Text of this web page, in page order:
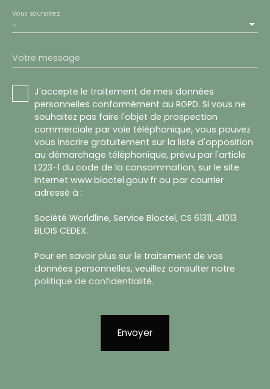
-
Vous souhaitez
Votre message
J'accepte le traitement de mes données
personnelles conformément au RGPD. Si vous ne
souhaitez pas faire l'objet de prospection
commerciale par voie téléphonique, vous pouvez
vous inscrire gratuitement sur la liste d'opposition
au démarchage téléphonique, prévu par l'article
L223-1 du code de la consommation, sur le site
Internet www.bloctel.gouv.fr ou par courrier
adressé à :
Société Worldline, Service Bloctel, CS 61311, 41013
BLOIS CEDEX.
Pour en savoir plus sur le traitement de vos
données personnelles, veuillez consulter notre
politique de confidentialité.
Envoyer